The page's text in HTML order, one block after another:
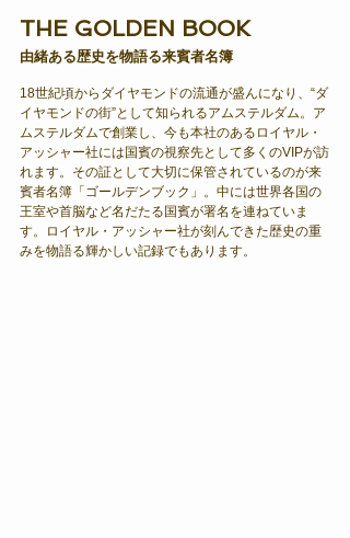
THE GOLDEN BOOK
由緒ある歴史を物語る来賓者名簿
18世紀頃からダイヤモンドの流通が盛んになり、“ダ
イヤモンドの街”として知られるアムステルダム。ア
ムステルダムで創業し、今も本社のあるロイヤル・
アッシャー社には国賓の視察先として多くのVIPが訪
れます。その証として大切に保管されているのが来
賓者名簿「ゴールデンブック」。中には世界各国の
王室や首脳など名だたる国賓が署名を連ねていま
す。ロイヤル・アッシャー社が刻んできた歴史の重
みを物語る輝かしい記録でもあります。